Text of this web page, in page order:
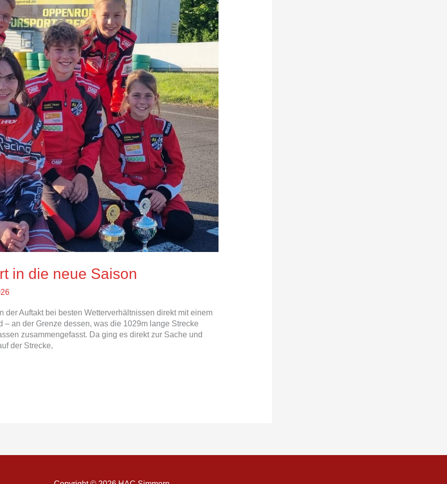
in die neue Saison
der Auftakt bei besten Wetterverhältnissen direkt mit einem
– an der Grenze dessen, was die 1029m lange Strecke
zusammengefasst. Da ging es direkt zur Sache und
der Strecke,